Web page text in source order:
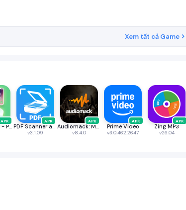
Xem tất cả Game
APK
iCallScreen - Phone Dialer
APK
PDF Scanner app - TapScanner
v3.1.09
APK
Audiomack: Music Downloader
v8.4.0
APK
Prime Video
v3.0.462.2647
APK
Zing MP3
v26.04